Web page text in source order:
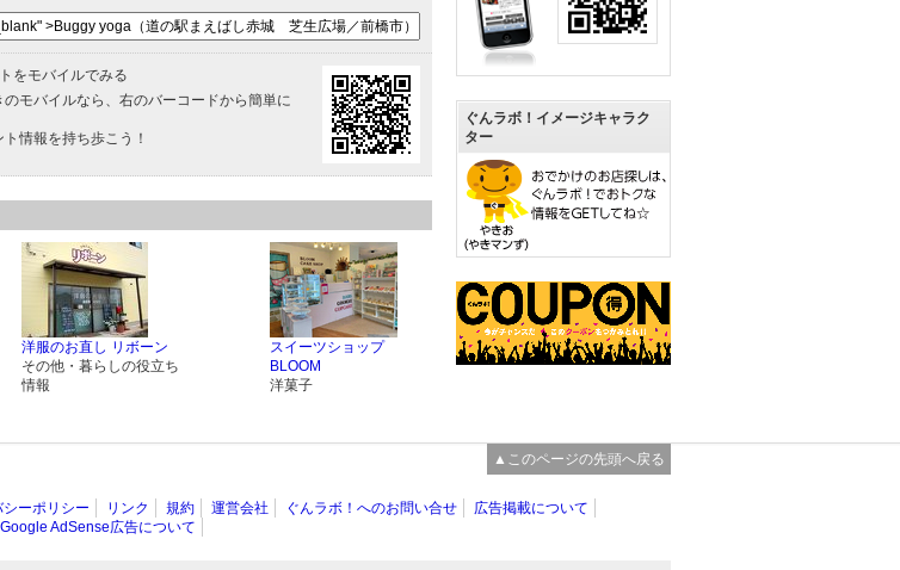
をモバイルでみる
のモバイルなら、右のバーコードから簡単に
情報を持ち歩こう！
洋服のお直し リボーン
その他・暮らしの役立ち
情報
スイーツショップ
BLOOM
洋菓子
ぐんラボ！イメージキャラク
ター
▲このページの先頭へ戻る
シーポリシー リンク 規約 運営会社 ぐんラボ！へのお問い合せ
広告掲載について
Google AdSense広告について